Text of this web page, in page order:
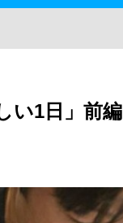
い1日」前編